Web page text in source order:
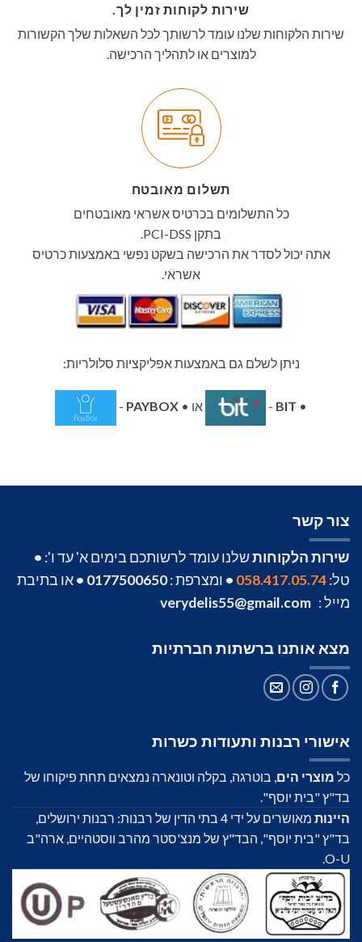
שירות לקוחות זמין לך.
שירות הלקוחות שלנו עומד לרשותך לכל השאלות שלך הקשורות
למוצרים או לתהליך הרכישה.
תשלום מאובטח
כל התשלומים בכרטיס אשראי מאובטחים
בתקן PCI-DSS.
אתה יכול לסדר את הרכישה בשקט נפשי באמצעות כרטיס
אשראי.
ניתן לשלם גם באמצעות אפליקציות סלולריות:
•
BIT
- או •PAYBOX
-
צור קשר
שירות הלקוחותשלנו עומד לרשותכם בימים א' עד ו': •
טל:058.417.05.74
• ומצרפת :0177500650
•או בתיבת
מייל : verydelis55@gmail.com
מצא אותנו ברשתות חברתיות
אישורי רבנות ותעודות כשרות
כל מוצרי הים, בוטרגה, בקלה וטונארה נמצאים תחת פיקוחו של
בד"ץ "בית יוסף".
היינות
מאושרים על ידי 4 בתי הדין של רבנות: רבנות ירושלים,
בד"ץ "בית יוסף", הבד"ץ של מנצ'סטר מהרב ווסטהיים, ארה"ב
O-U.